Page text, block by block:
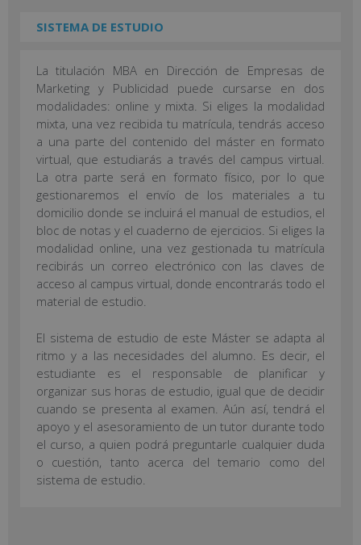
SISTEMA DE ESTUDIO
La titulación MBA en Dirección de Empresas de
Marketing y Publicidad puede cursarse en dos
modalidades: online y mixta. Si eliges la modalidad
mixta, una vez recibida tu matrícula, tendrás acceso
a una parte del contenido del máster en formato
virtual, que estudiarás a través del campus virtual.
La otra parte será en formato físico, por lo que
gestionaremos el envío de los materiales a tu
domicilio donde se incluirá el manual de estudios, el
bloc de notas y el cuaderno de ejercicios. Si eliges la
modalidad online, una vez gestionada tu matrícula
recibirás un correo electrónico con las claves de
acceso al campus virtual, donde encontrarás todo el
material de estudio.
El sistema de estudio de este Máster se adapta al
ritmo y a las necesidades del alumno. Es decir, el
estudiante es el responsable de planificar y
organizar sus horas de estudio, igual que de decidir
cuando se presenta al examen. Aún así, tendrá el
apoyo y el asesoramiento de un tutor durante todo
el curso, a quien podrá preguntarle cualquier duda
o cuestión, tanto acerca del temario como del
sistema de estudio.